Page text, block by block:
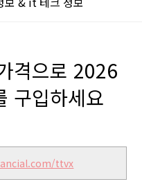
격으로 2026
구입하세요
ttvx